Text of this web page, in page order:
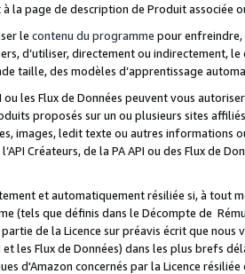
la page de description de Produit associée
le contenu du programme pour
d’utiliser, directement ou indirectement,
taille, des modèles d’apprentissage
ou les Flux de Données peuvent vous
proposés sur un ou plusieurs sites
images, ledit texte ou autres informations
Créateurs, de la PA API ou des Flux de
et automatiquement résiliée si, à
(tels que définis dans le Décompte de
de la Licence sur préavis écrit que
et les Flux de Données) dans les plus
d'Amazon concernés par la Licence